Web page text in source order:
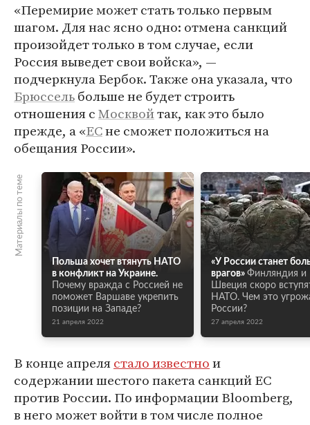
«Перемирие может стать только первым
шагом. Для нас ясно одно: отмена санкций
произойдет только в том случае, если
Россия выведет свои войска», —
подчеркнула Бербок. Также она указала, что
Брюссельбольше не будет строить
отношения сМосквойтак, как это было
прежде, а «ЕСне сможет положиться на
обещания России».
Материалы по теме
Польша хочет втянуть НАТО
в конфликт на Украине.
Почему вражда с Россией не
поможет Варшаве укрепить
позиции на Западе?
21 апреля 2022
«У России станет
врагов» Финляндия и
Швеция скоро
НАТО. Чем это
России?
27 апреля 2022
В конце апрелястало известнои
содержании шестого пакета санкций ЕС
против России. По информации Bloomberg,
в него может войти в том числе полное